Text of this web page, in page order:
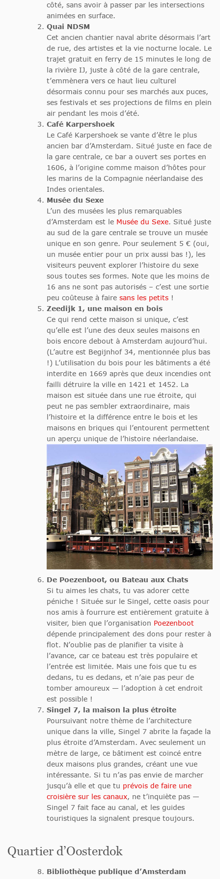
côté, sans avoir à passer par les intersections
animées en surface.
Quai NDSM
Cet ancien chantier naval abrite désormais l’art
de rue, des artistes et la vie nocturne locale. Le
trajet gratuit en ferry de 15 minutes le long de
la rivière IJ, juste à côté de la gare centrale,
t’emmènera vers ce haut lieu culturel
désormais connu pour ses marchés aux puces,
ses festivals et ses projections de films en plein
air pendant les mois d’été.
Café Karpershoek
Le Café Karpershoek se vante d’être le plus
ancien bar d’Amsterdam. Situé juste en face de
la gare centrale, ce bar a ouvert ses portes en
1606, à l’origine comme maison d’hôtes pour
les marins de la Compagnie néerlandaise des
Indes orientales.
Musée du Sexe
L’un des musées les plus remarquables
d’Amsterdam est le Musée du Sexe. Situé juste
au sud de la gare centrale se trouve un musée
unique en son genre. Pour seulement 5 € (oui,
un musée entier pour un prix aussi bas !), les
visiteurs peuvent explorer l’histoire du sexe
sous toutes ses formes. Note que les moins de
16 ans ne sont pas autorisés – c’est une sortie
peu coûteuse à faire sans les petits !
Zeedijk 1, une maison en bois
Ce qui rend cette maison si unique, c’est
qu’elle est l’une des deux seules maisons en
bois encore debout à Amsterdam aujourd’hui.
(L’autre est Begijnhof 34, mentionnée plus bas
!) L’utilisation du bois pour les bâtiments a été
interdite en 1669 après que deux incendies ont
failli détruire la ville en 1421 et 1452. La
maison est située dans une rue étroite, qui
peut ne pas sembler extraordinaire, mais
l’histoire et la différence entre le bois et les
maisons en briques qui l’entourent permettent
un aperçu unique de l’histoire néerlandaise.
De Poezenboot, ou Bateau aux Chats
Si tu aimes les chats, tu vas adorer cette
péniche ! Située sur le Singel, cette oasis pour
nos amis à fourrure est entièrement gratuite à
visiter, bien que l’organisation Poezenboot
dépende principalement des dons pour rester à
flot. N’oublie pas de planifier ta visite à
l’avance, car ce bateau est très populaire et
l’entrée est limitée. Mais une fois que tu es
dedans, tu es dedans, et n’aie pas peur de
tomber amoureux — l’adoption à cet endroit
est possible !
Singel 7, la maison la plus étroite
Poursuivant notre thème de l’architecture
unique dans la ville, Singel 7 abrite la façade la
plus étroite d’Amsterdam. Avec seulement un
mètre de large, ce bâtiment est coincé entre
deux maisons plus grandes, créant une vue
intéressante. Si tu n’as pas envie de marcher
jusqu’à elle et que tu prévois de faire une
croisière sur les canaux, ne t’inquiète pas —
Singel 7 fait face au canal, et les guides
touristiques la signalent presque toujours.
Quartier d’Oosterdok
Bibliothèque publique d’Amsterdam